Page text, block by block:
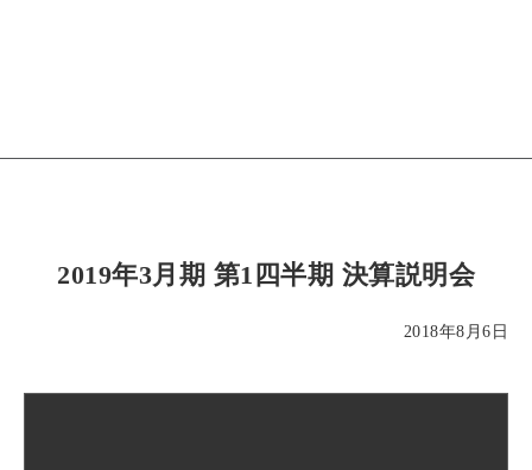
2019年3月期 第1四半期 決算説明会
2018年8月6日